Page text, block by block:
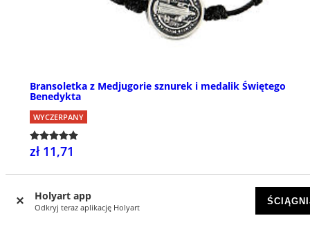
Holyart app
Odkryj teraz aplikację Holyart
Bransoletka z Medjugorie sznurek i medalik Świętego
Benedykta
WYCZERPANY
zł 11,71